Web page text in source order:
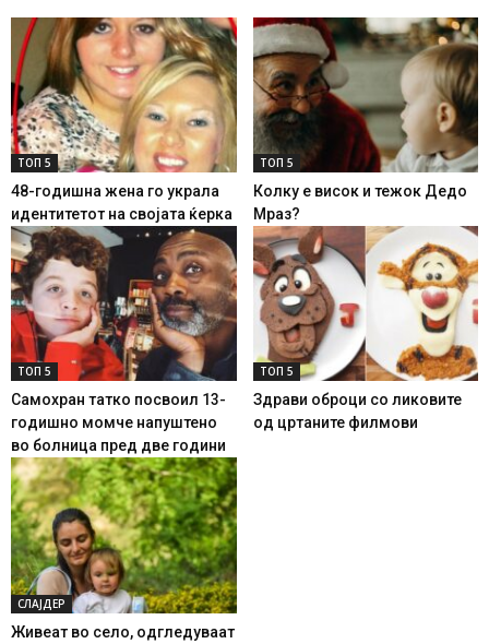
ТОП 5
48-годишна жена го украла
идентитетот на својата ќерка
ТОП 5
Колку е висок и тежок Дедо
Мраз?
ТОП 5
Самохран татко посвоил 13-
годишно момче напуштено
во болница пред две години
ТОП 5
Здрави оброци со ликовите
од цртаните филмови
СЛАЈДЕР
Живеат во село, одгледуваат